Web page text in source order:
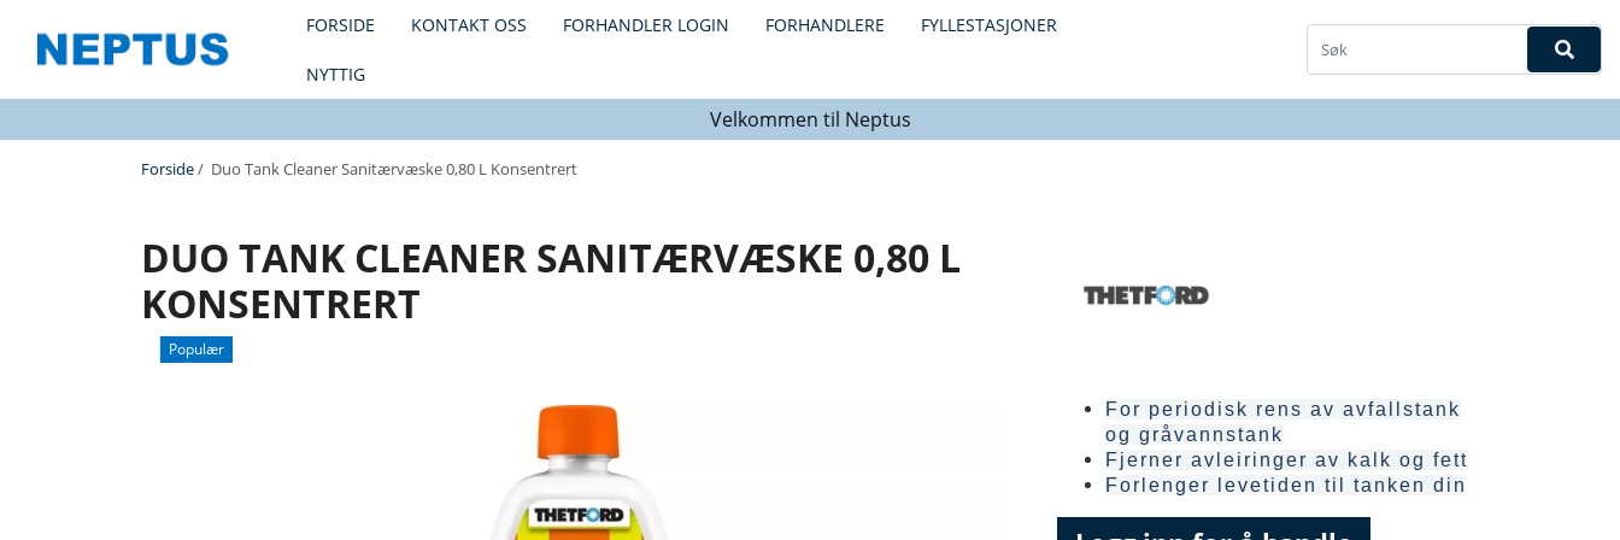
FORSIDE KONTAKT OSS FORHANDLER LOGIN FORHANDLERE FYLLESTASJONER
NYTTIG
Velkommen til Neptus
Forside/ Duo Tank Cleaner Sanitærvæske 0,80 L Konsentrert
DUO TANK CLEANER SANITÆRVÆSKE 0,80 L
KONSENTRERT
Populær
For periodisk rens av avfallstank
og gråvannstank
Fjerner avleiringer av kalk og fett
Forlenger levetiden til tanken din